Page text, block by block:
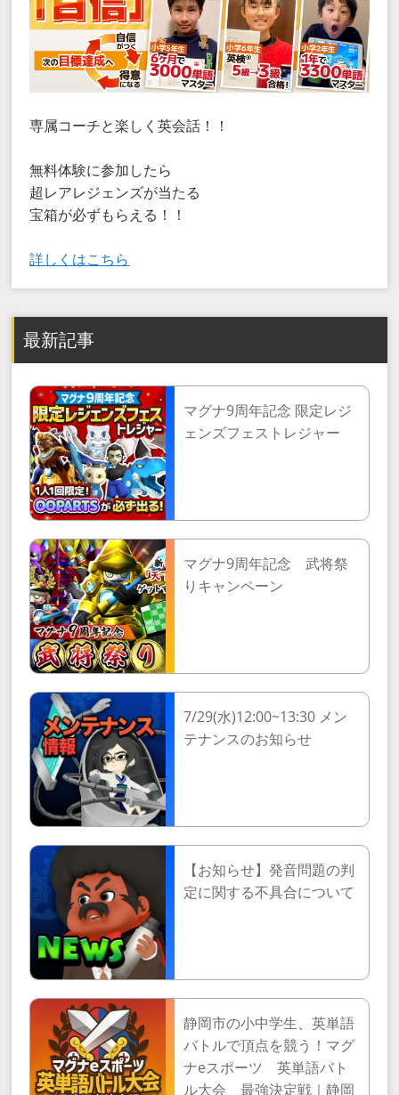
専属コーチと楽しく英会話！！
無料体験に参加したら
超レアレジェンズが当たる
宝箱が必ずもらえる！！
詳しくはこちら
最新記事
マグナ9周年記念 限定レジ
ェンズフェストレジャー
マグナ9周年記念 武将祭
りキャンペーン
7/29(水)12:00~13:30 メン
テナンスのお知らせ
【お知らせ】発音問題の判
定に関する不具合について
静岡市の小中学生、英単語
バトルで頂点を競う！マグ
ナeスポーツ 英単語バト
ル大会 最強決定戦｜静岡